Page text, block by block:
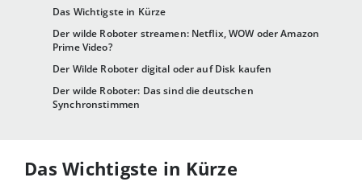
Das Wichtigste in Kürze
Der wilde Roboter streamen: Netflix, WOW oder Amazon
Prime Video?
Der Wilde Roboter digital oder auf Disk kaufen
Der wilde Roboter: Das sind die deutschen
Synchronstimmen
Das Wichtigste in Kürze